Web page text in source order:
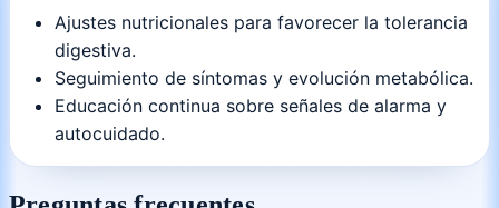
Ajustes nutricionales para favorecer la tolerancia
digestiva.
Seguimiento de síntomas y evolución metabólica.
Educación continua sobre señales de alarma y
autocuidado.